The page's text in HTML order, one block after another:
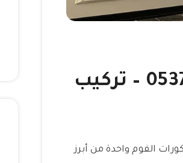
معلم ديكورات فوم جدة ت: 0537697025 – تركيب
الفوم واحدة من أبرز